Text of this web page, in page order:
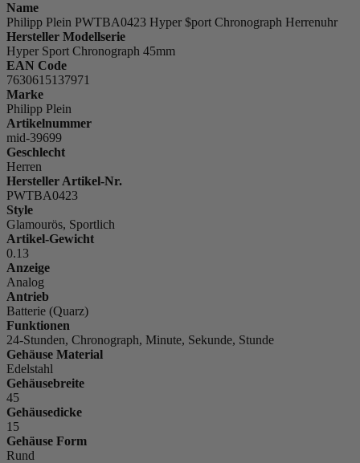
Name
Philipp Plein PWTBA0423 Hyper $port Chronograph Herrenuhr
Hersteller Modellserie
Hyper Sport Chronograph 45mm
EAN Code
7630615137971
Marke
Philipp Plein
Artikelnummer
mid-39699
Geschlecht
Herren
Hersteller Artikel-Nr.
PWTBA0423
Style
Glamourös, Sportlich
Artikel-Gewicht
0.13
Anzeige
Analog
Antrieb
Batterie (Quarz)
Funktionen
24-Stunden, Chronograph, Minute, Sekunde, Stunde
Gehäuse Material
Edelstahl
Gehäusebreite
45
Gehäusedicke
15
Gehäuse Form
Rund